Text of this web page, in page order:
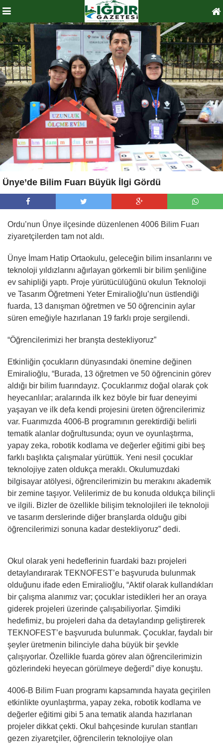
Ünye’de Bilim Fuarı Büyük İlgi Gördü
Ordu’nun Ünye ilçesinde düzenlenen 4006 Bilim Fuarı
ziyaretçilerden tam not aldı.
Ünye İmam Hatip Ortaokulu, geleceğin bilim insanlarını ve
teknoloji yıldızlarını ağırlayan görkemli bir bilim şenliğine
ev sahipliği yaptı. Proje yürütücülüğünü okulun Teknoloji
ve Tasarım Öğretmeni Yeter Emiralioğlu’nun üstlendiği
fuarda, 13 danışman öğretmen ve 50 öğrencinin aylar
süren emeğiyle hazırlanan 19 farklı proje sergilendi.
“Öğrencilerimizi her branşta destekliyoruz”
Etkinliğin çocukların dünyasındaki önemine değinen
Emiralioğlu, “Burada, 13 öğretmen ve 50 öğrencinin görev
aldığı bir bilim fuarındayız. Çocuklarımız doğal olarak çok
heyecanlılar; aralarında ilk kez böyle bir fuar deneyimi
yaşayan ve ilk defa kendi projesini üreten öğrencilerimiz
var. Fuarımızda 4006-B programının gerektirdiği belirli
tematik alanlar doğrultusunda; oyun ve oyunlaştırma,
yapay zeka, robotik kodlama ve değerler eğitimi gibi beş
farklı başlıkta çalışmalar yürüttük. Yeni nesil çocuklar
teknolojiye zaten oldukça meraklı. Okulumuzdaki
bilgisayar atölyesi, öğrencilerimizin bu merakını akademik
bir zemine taşıyor. Velilerimiz de bu konuda oldukça bilinçli
ve ilgili. Bizler de özellikle bilişim teknolojileri ile teknoloji
ve tasarım derslerinde diğer branşlarda olduğu gibi
öğrencilerimizi sonuna kadar destekliyoruz” dedi.
Okul olarak yeni hedeflerinin fuardaki bazı projeleri
detaylandırarak TEKNOFEST’e başvuruda bulunmak
olduğunu ifade eden Emiralioğlu, “Aktif olarak kullandıkları
bir çalışma alanımız var; çocuklar istedikleri her an oraya
giderek projeleri üzerinde çalışabiliyorlar. Şimdiki
hedefimiz, bu projeleri daha da detaylandırıp geliştirerek
TEKNOFEST’e başvuruda bulunmak. Çocuklar, faydalı bir
şeyler üretmenin bilinciyle daha büyük bir şevkle
çalışıyorlar. Özellikle fuarda görev alan öğrencilerimizin
gözlerindeki heyecan görülmeye değerdi” diye konuştu.
4006-B Bilim Fuarı programı kapsamında hayata geçirilen
etkinlikte oyunlaştırma, yapay zeka, robotik kodlama ve
değerler eğitimi gibi 5 ana tematik alanda hazırlanan
projeler dikkat çekti. Okul bahçesinde kurulan stantları
gezen ziyaretçiler, öğrencilerin teknolojiye olan